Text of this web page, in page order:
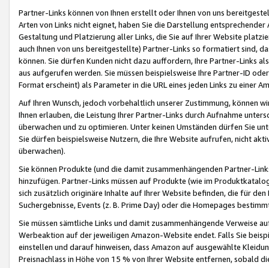
Partner-Links können von Ihnen erstellt oder Ihnen von uns
Arten von Links nicht eignet, haben Sie die Darstellung
Gestaltung und Platzierung aller Links, die Sie auf Ihrer Website
auch Ihnen von uns bereitgestellte) Partner-Links so formatiert sind,
können. Sie dürfen Kunden nicht dazu auffordern, Ihre Partner-Links
aus aufgerufen werden. Sie müssen beispielsweise Ihre Partner-ID
Format erscheint) als Parameter in die URL eines jeden Links zu einer
Auf Ihren Wunsch, jedoch vorbehaltlich unserer Zustimmung, können
Ihnen erlauben, die Leistung Ihrer Partner-Links durch Aufnahme
überwachen und zu optimieren. Unter keinen Umständen dürfen Sie
Sie dürfen beispielsweise Nutzern, die Ihre Website aufrufen, nicht
überwachen).
Sie können Produkte (und die damit zusammenhängenden Partner-
hinzufügen. Partner-Links müssen auf Produkte (wie im
sich zusätzlich originäre Inhalte auf Ihrer Website befinden, die für
Suchergebnisse, Events (z. B. Prime Day) oder die Homepages
Sie müssen sämtliche Links und damit zusammenhängende
Werbeaktion auf der jeweiligen Amazon-Website endet. Falls Sie
einstellen und darauf hinweisen, dass Amazon auf ausgewählte
Preisnachlass in Höhe von 15 % von Ihrer Website entfernen, sobald